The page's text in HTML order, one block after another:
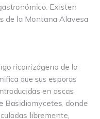
Existen
de la Montana Alavesa
ricorrizógeno de la
que sus esporas
en ascas
Basidiomycetes, donde
libremente,